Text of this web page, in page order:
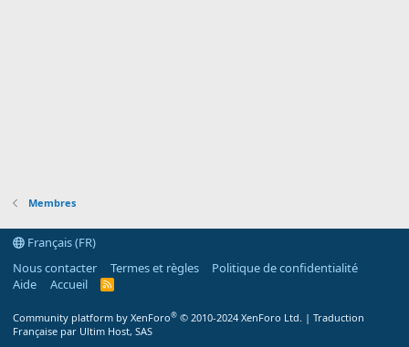
Membres
Français (FR)
Nous contacter
Termes et règles
Politique de confidentialité
Aide
Accueil
R
Community platform by XenForo® © 2010-2024 XenForo Ltd. | Traduction
Française par Ultim Host, SAS